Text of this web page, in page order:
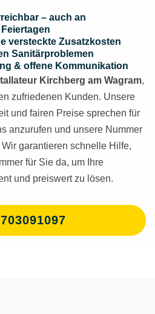
– auch an
versteckte Zusatzkosten
Sanitärproblemen
& offene Kommunikation
Kirchberg am Wagram,
zufriedenen Kunden. Unsere
und fairen Preise sprechen für
anzurufen und unsere Nummer
garantieren schnelle Hilfe,
für Sie da, um Ihre
und preiswert zu lösen.